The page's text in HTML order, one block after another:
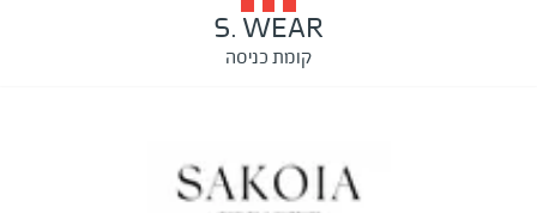
S. WEAR
קומת כניסה